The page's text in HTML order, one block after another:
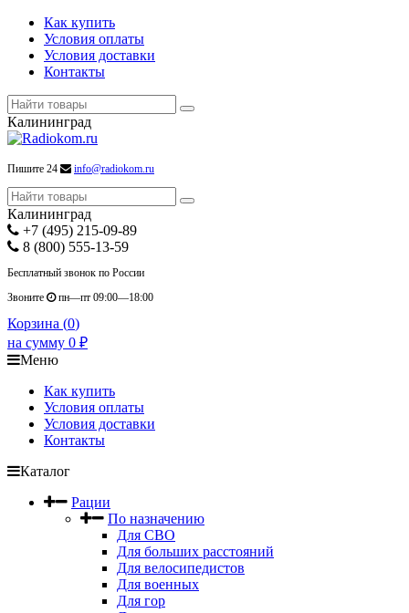
Как купить
Условия оплаты
Условия доставки
Контакты
Калининград
Пишите 24 info@radiokom.ru
Калининград
+7 (495) 215-09-89
8 (800) 555-13-59
Бесплатный звонок по России
Звоните
пн—пт 09:00—18:00
Корзина (0)
на сумму 0 ₽
Меню
Как купить
Условия оплаты
Условия доставки
Контакты
Каталог
Рации
По назначению
Для СВО
Для больших расстояний
Для велосипедистов
Для военных
Для гор